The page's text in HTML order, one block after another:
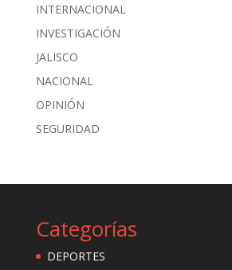
INTERNACIONAL
INVESTIGACIÓN
JALISCO
NACIONAL
OPINIÓN
SEGURIDAD
Categorías
DEPORTES